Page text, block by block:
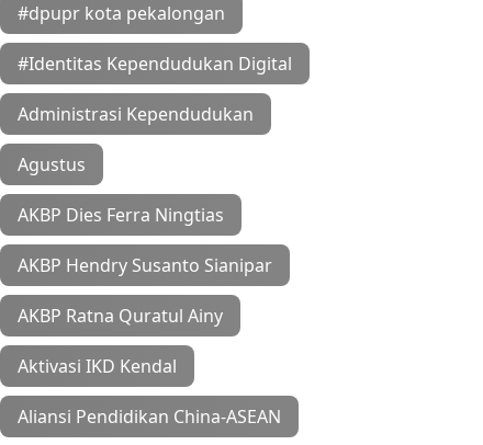
#dpupr kota pekalongan
#Identitas Kependudukan Digital
Administrasi Kependudukan
Agustus
AKBP Dies Ferra Ningtias
AKBP Hendry Susanto Sianipar
AKBP Ratna Quratul Ainy
Aktivasi IKD Kendal
Aliansi Pendidikan China-ASEAN